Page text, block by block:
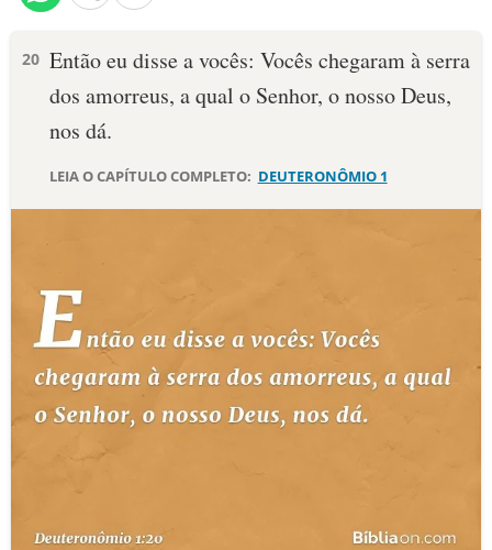
PALAVRA DO DIA
DEVOCIONAL DIÁRIO
ESTUDOS BÍBLICOS
ESBOÇOS DE PREGAÇÃO
20 Então eu disse a vocês: Vocês chegaram à serra
dos amorreus, a qual o Senhor, o nosso Deus,
nos dá.
LEIA O CAPÍTULO COMPLETO: DEUTERONÔMIO 1